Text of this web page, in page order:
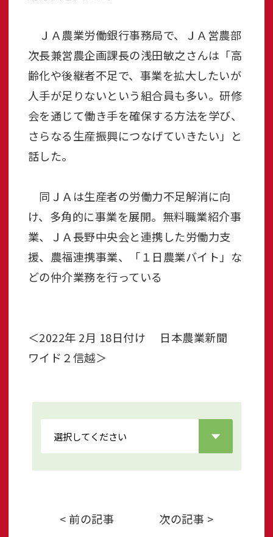
ＪＡ農業労働銀行事務局で、ＪＡ営農部
次長兼営農企画課長の浅田敏之さんは「高
齢化や後継者不足で、事業を拡大したいが
人手が足りないという組合員も多い。研修
会を通じて働き手を確保する方法を学び、
さらなる生産振興につなげていきたい」と
話した。
同ＪＡは生産者の労働力不足解消に向
け、多角的に事業を展開。無料職業紹介事
業、ＪＡ長野中央会と連携した労働力支
援、農福連携事業、「１日農業バイト」な
どの仲介業務を行っている
＜2022年 2月 18日付け 日本農業新聞
ワイド２信越＞
< 前の記事 次の記事 >